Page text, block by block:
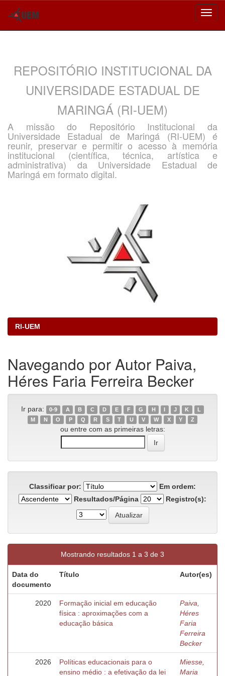
REPOSITÓRIO INSTITUCIONAL DA
UNIVERSIDADE ESTADUAL DE
MARINGÁ (RI-UEM)
A missão do Repositório Institucional da
Universidade Estadual de Maringá (RI-UEM) é
reunir, preservar e permitir o acesso à memória
institucional (científica, técnica, artística e
administrativa) da Universidade Estadual de
Maringá em formato digital.
RI-UEM
Navegando por Autor Paiva,
Héres Faria Ferreira Becker
Ir para: 0-9 A B C D E F G H I J K
L
M
N O P Q R S T U V W X Y Z
ou entre com as primeiras letras:
Classificar por:
Em ordem:
Resultados/Página
Registro(s):
Mostrando resultados 1 a 3 de 3
Data do
documento
Título Autor(es)
2020
Formação inicial em educação
física : aproximações com a
educação básica
Paiva,
Héres
Faria
Ferreira
Becker
2026
Políticas educacionais para o
ensino médio : a efetivação da lei
Miesse,
Maria